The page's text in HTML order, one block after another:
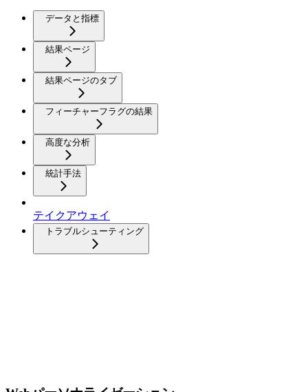
データと指標
結果ページ
結果ページのタブ
フィーチャーフラグの結果
高度な分析
統計手法
テイクアウェイ
トラブルシューティング